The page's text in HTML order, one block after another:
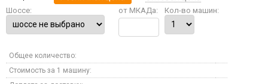
Шоссе: от МКАДа: Кол-во машин:
Общее количество:
Стоимость за 1 машину: